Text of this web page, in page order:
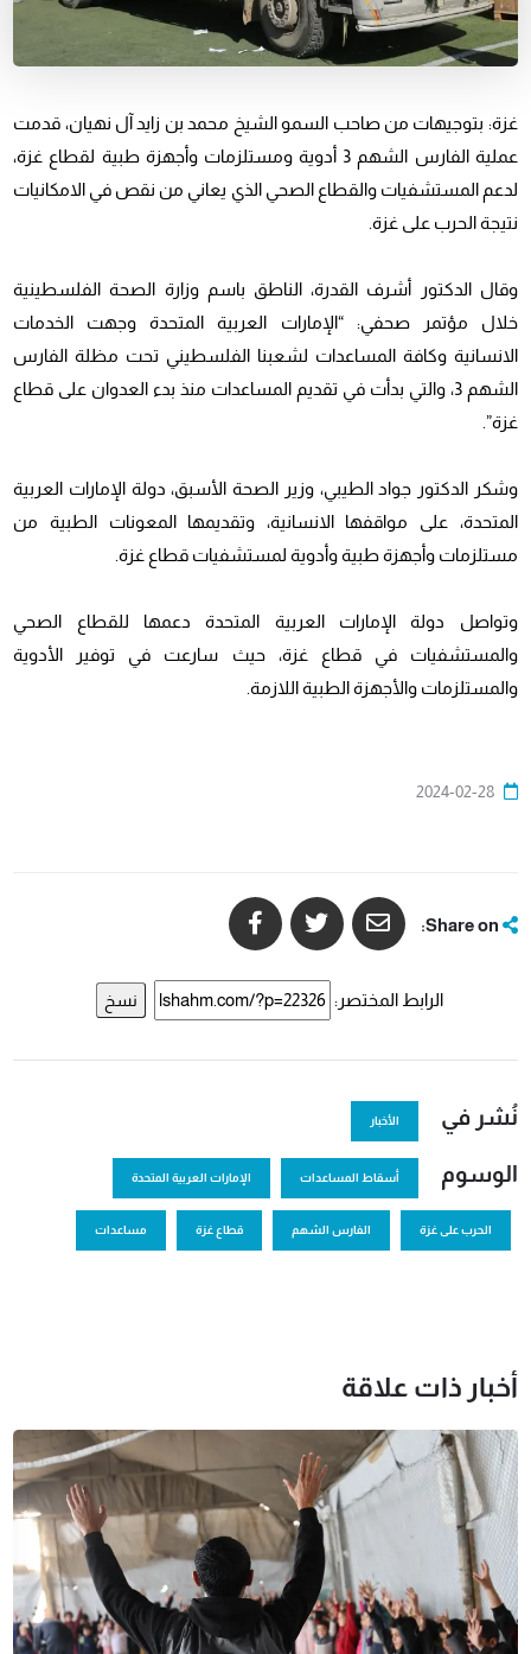
غزة: بتوجيهات من صاحب السمو الشيخ محمد بن زايد آل نهيان، قدمت
عملية الفارس الشهم 3 أدوية ومستلزمات وأجهزة طبية لقطاع غزة،
لدعم المستشفيات والقطاع الصحي الذي يعاني من نقص في الامكانيات
نتيجة الحرب على غزة.
وقال الدكتور أشرف القدرة، الناطق باسم وزارة الصحة الفلسطينية
خلال مؤتمر صحفي: “الإمارات العربية المتحدة وجهت الخدمات
الانسانية وكافة المساعدات لشعبنا الفلسطيني تحت مظلة الفارس
الشهم 3، والتي بدأت في تقديم المساعدات منذ بدء العدوان على قطاع
غزة”.
وشكر الدكتور جواد الطيبي، وزير الصحة الأسبق، دولة الإمارات العربية
المتحدة، على مواقفها الانسانية، وتقديمها المعونات الطبية من
مستلزمات وأجهزة طبية وأدوية لمستشفيات قطاع غزة.
وتواصل دولة الإمارات العربية المتحدة دعمها للقطاع الصحي
والمستشفيات في قطاع غزة، حيث سارعت في توفير الأدوية
والمستلزمات والأجهزة الطبية اللازمة.
2024-02-28
الرابط المختصر: نسخ
نُشر في الأخبار
الوسوم أسقاط المساعدات الإمارات العربية المتحدة
الحرب على غزة الفارس الشهم قطاع غزة مساعدات
أخبار ذات علاقة